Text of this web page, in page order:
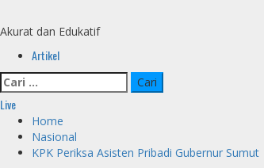
content
Akurat dan Edukatif
Primary
Menu
Artikel
Cari
untuk:
Live
Home
Nasional
KPK Periksa Asisten Pribadi Gubernur Sumut